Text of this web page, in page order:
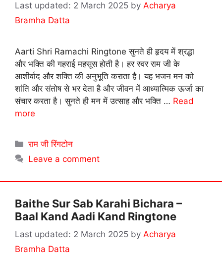
2 March 2025 by Acharya
Bramha Datta
Aarti Shri Ramachi Ringtone सुनते ही हृदय में श्रद्धा
और भक्ति की गहराई महसूस होती है। हर स्वर राम जी के
आशीर्वाद और शक्ति की अनुभूति कराता है। यह भजन मन को
शांति और संतोष से भर देता है और जीवन में आध्यात्मिक ऊर्जा का
संचार करता है। सुनते ही मन में उत्साह और भक्ति … Read
more
Categories
राम जी रिंगटोन
Leave a comment
Baithe Sur Sab Karahi Bichara –
Baal Kand Aadi Kand Ringtone
2 March 2025 by Acharya
Bramha Datta